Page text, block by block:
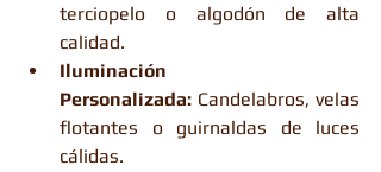
terciopelo o algodón de alta
calidad.
Iluminación
Personalizada: Candelabros, velas
flotantes o guirnaldas de luces
cálidas.